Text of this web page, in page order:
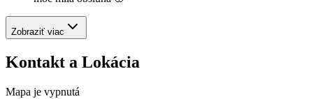
Zobraziť viac
Kontakt a Lokácia
Mapa je vypnutá